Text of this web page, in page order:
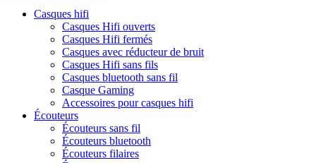
Casques hifi
Casques Hifi ouverts
Casques Hifi fermés
Casques avec réducteur de bruit
Casques Hifi sans fils
Casques bluetooth sans fil
Casque Gaming
Accessoires pour casques hifi
Écouteurs
Écouteurs sans fil
Écouteurs bluetooth
Écouteurs filaires